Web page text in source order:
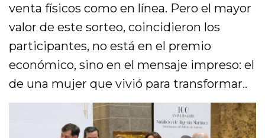
venta físicos como en línea. Pero el mayor
valor de este sorteo, coincidieron los
participantes, no está en el premio
económico, sino en el mensaje impreso: el
de una mujer que vivió para transformar..